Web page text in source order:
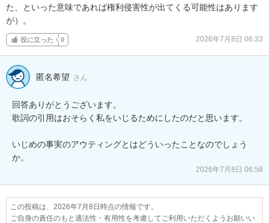
た、といった意味であれば権利侵害性が出てくる可能性はあります
が）。
役に立った 0 2026年7月8日 06:33
匿名希望 さん
回答ありがとうございます。
歌詞の引用はおそらく私をいじるためにしたのだと思います。
いじめの事実のアウティングとはどういったことなのでしょう
か。
2026年7月8日 06:58
この投稿は、2026年7月8日時点の情報です。
ご自身の責任のもと適法性・有用性を考慮してご利用いただくようお願いい